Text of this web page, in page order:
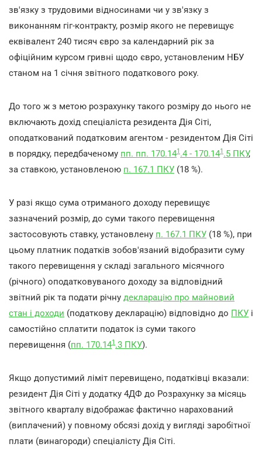
зв'язку з трудовими відносинами чи у зв'язку з
виконанням гіг-контракту, розмір якого не перевищує
еквівалент 240 тисяч євро за календарний рік за
офіційним курсом гривні щодо євро, установленим НБУ
станом на 1 січня звітного податкового року.
До того ж з метою розрахунку такого розміру до нього не
включають дохід спеціаліста резидента Дія Сіті,
оподаткований податковим агентом - резидентом Дія Сіті
в порядку, передбаченому пп. пп. 170.141 .4 - 170.141 .5 ПКУ,
за ставкою, установленою п. 167.1 ПКУ (18 %).
У разі якщо сума отриманого доходу перевищує
зазначений розмір, до суми такого перевищення
застосовують ставку, установлену п. 167.1 ПКУ (18 %), при
цьому платник податків зобов'язаний відобразити суму
такого перевищення у складі загального місячного
(річного) оподатковуваного доходу за відповідний
звітний рік та подати річну декларацію про майновий
стан і доходи (податкову декларацію) відповідно до ПКУ і
самостійно сплатити податок із суми такого
перевищення (пп. 170.141 .3 ПКУ).
Якщо допустимий ліміт перевищено, податківці вказали:
резидент Дія Сіті у додатку 4ДФ до Розрахунку за місяць
звітного кварталу відображає фактично нарахований
(виплачений) у повному обсязі дохід у вигляді заробітної
плати (винагороди) спеціалісту Дія Сіті.